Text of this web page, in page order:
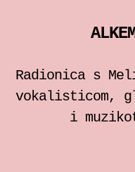
Radionica s
vokalisticom,
i